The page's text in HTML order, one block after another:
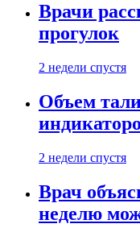
Врачи
прогулок
2 недели спустя
Объем
2 недели спустя
Врач
неделю